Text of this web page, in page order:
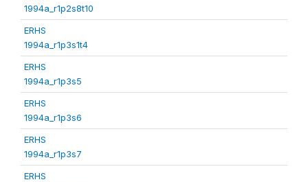
1994a_r1p2s8t10
ERHS
1994a_r1p3s1t4
ERHS
1994a_r1p3s5
ERHS
1994a_r1p3s6
ERHS
1994a_r1p3s7
ERHS